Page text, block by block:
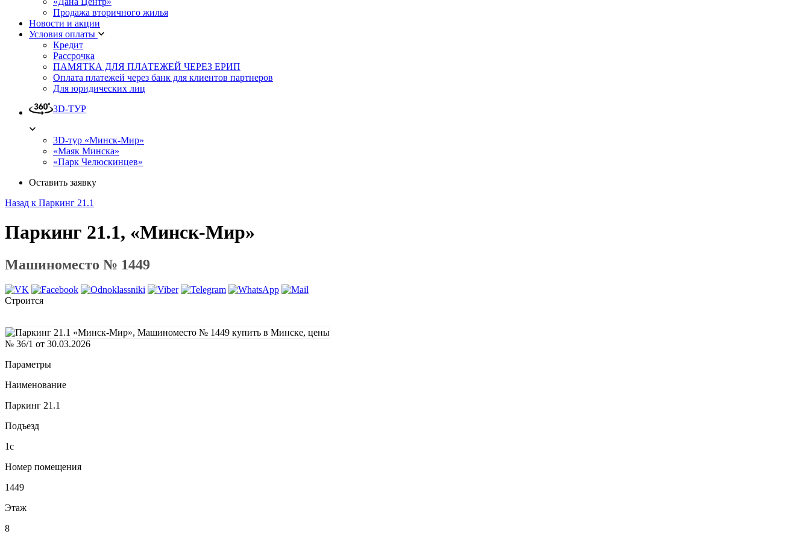
Продажа вторичного жилья
Новости и акции
Условия оплаты
Кредит
Рассрочка
ПАМЯТКА ДЛЯ ПЛАТЕЖЕЙ ЧЕРЕЗ ЕРИП
Оплата платежей через банк для клиентов партнеров
Для юридических лиц
3D-ТУР
3D-тур «Минск-Мир»
«Маяк Минска»
«Парк Челюскинцев»
Оставить заявку
Назад к Паркинг 21.1
Паркинг 21.1, «Минск-Мир»
Машиноместо № 1449
Строится
№ 36/1 от 30.03.2026
Параметры
Наименование
Паркинг 21.1
Подъезд
1с
Номер помещения
1449
Этаж
8